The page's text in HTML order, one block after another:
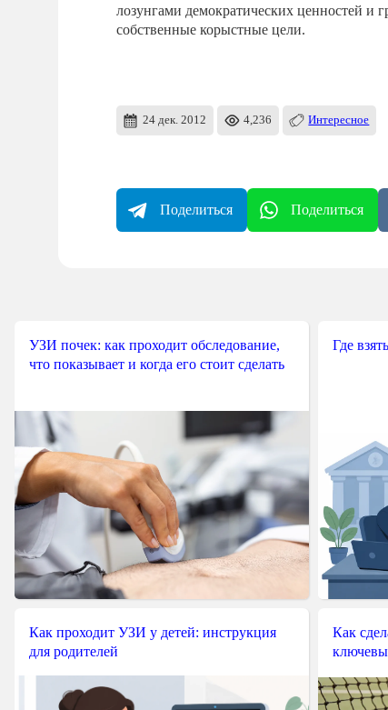
лозунгами демократических ценностей и
собственные корыстные цели.
24 дек. 2012 4,236 Интересное
Поделиться Поделиться
УЗИ почек: как проходит обследование,
что показывает и когда его стоит сделать
Где
Как проходит УЗИ у детей: инструкция
для родителей
Как